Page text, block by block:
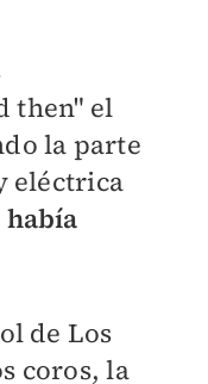
then" el
la parte
eléctrica
había
de Los
coros, la